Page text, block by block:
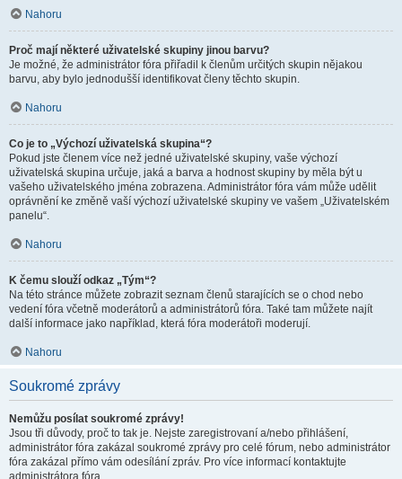
Nahoru
Proč mají některé uživatelské skupiny jinou barvu?
Je možné, že administrátor fóra přiřadil k členům určitých skupin nějakou
barvu, aby bylo jednodušší identifikovat členy těchto skupin.
Nahoru
Co je to „Výchozí uživatelská skupina“?
Pokud jste členem více než jedné uživatelské skupiny, vaše výchozí
uživatelská skupina určuje, jaká a barva a hodnost skupiny by měla být u
vašeho uživatelského jména zobrazena. Administrátor fóra vám může udělit
oprávnění ke změně vaší výchozí uživatelské skupiny ve vašem „Uživatelském
panelu“.
Nahoru
K čemu slouží odkaz „Tým“?
Na této stránce můžete zobrazit seznam členů starajících se o chod nebo
vedení fóra včetně moderátorů a administrátorů fóra. Také tam můžete najít
další informace jako například, která fóra moderátoři moderují.
Nahoru
Soukromé zprávy
Nemůžu posílat soukromé zprávy!
Jsou tři důvody, proč to tak je. Nejste zaregistrovaní a/nebo přihlášení,
administrátor fóra zakázal soukromé zprávy pro celé fórum, nebo administrátor
fóra zakázal přímo vám odesílání zpráv. Pro více informací kontaktujte
administrátora fóra.